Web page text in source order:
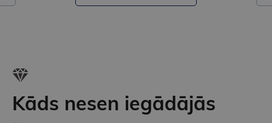
Kāds nesen iegādājās